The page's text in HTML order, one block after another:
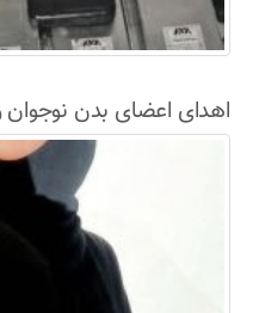
اهدای اعضای بدن نوجوان
نیازمند شد